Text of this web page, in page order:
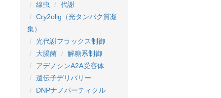
線虫
代謝
Cry2olig（光タンパク質凝
集）
光代謝フラックス制御
大腸菌
解糖系制御
アデノシンA2A受容体
遺伝子デリバリー
DNPナノパーティクル